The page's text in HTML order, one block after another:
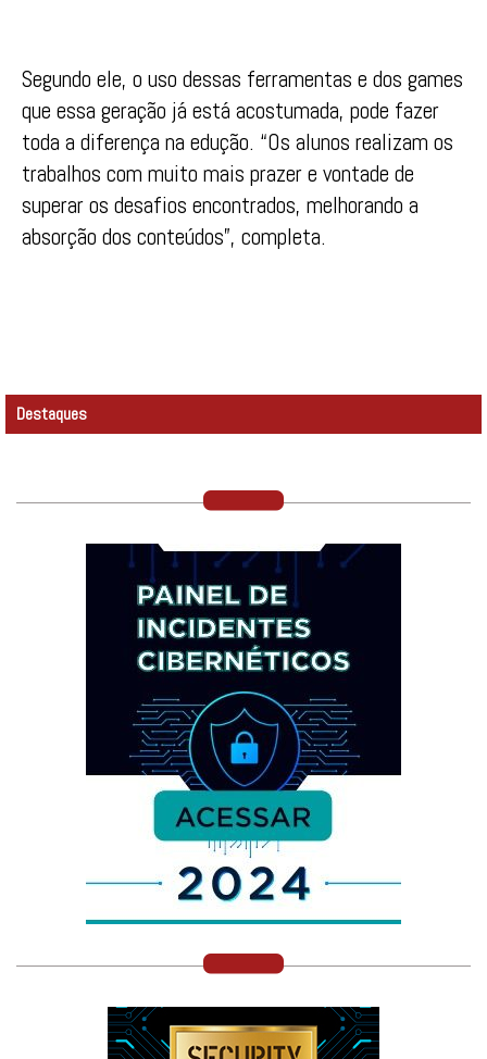
Segundo ele, o uso dessas ferramentas e dos games
que essa geração já está acostumada, pode fazer
toda a diferença na edução. “Os alunos realizam os
trabalhos com muito mais prazer e vontade de
superar os desafios encontrados, melhorando a
absorção dos conteúdos”, completa.
Destaques